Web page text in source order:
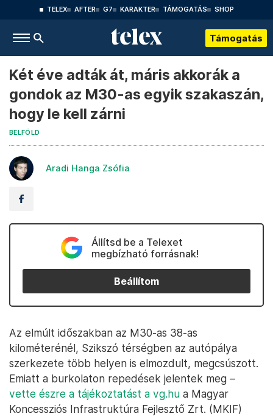
TELEX AFTER G7 KARAKTER TÁMOGATÁS SHOP
Támogatás
Két éve adták át, máris akkorák a
gondok az M30-as egyik szakaszán,
hogy le kell zárni
BELFÖLD
Aradi Hanga Zsófia
Állítsd be a Telexet
megbízható forrásnak!
Beállítom
Az elmúlt időszakban az M30-as 38-as
kilométerénél, Szikszó térségben az autópálya
szerkezete több helyen is elmozdult, megcsúszott.
Emiatt a burkolaton repedések jelentek meg –
vette észre a tájékoztatást a vg.hu a Magyar
Koncessziós Infrastruktúra Fejlesztő Zrt. (MKIF)